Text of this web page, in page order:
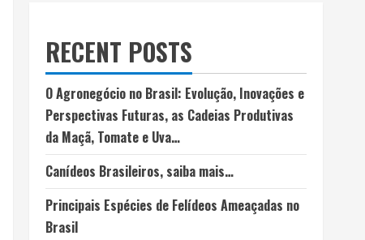
RECENT POSTS
O Agronegócio no Brasil: Evolução, Inovações e
Perspectivas Futuras, as Cadeias Produtivas
da Maçã, Tomate e Uva…
Canídeos Brasileiros, saiba mais…
Principais Espécies de Felídeos Ameaçadas no
Brasil